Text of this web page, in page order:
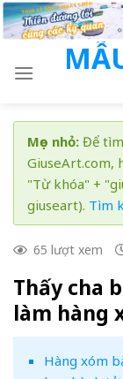
Skip
to
Mẹo nhỏ: Để
GiuseArt.com,
"Từ khóa" +
giuseart). Tìm
65 lượt xem
Thấy cha
làm hàng
Hàng xóm